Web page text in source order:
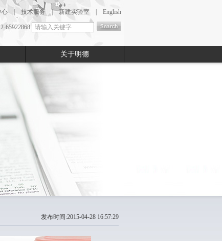
心| 技术服务|新建实验室 English
65922868
关于明德
发布时间:2015-04-28 16:57:29